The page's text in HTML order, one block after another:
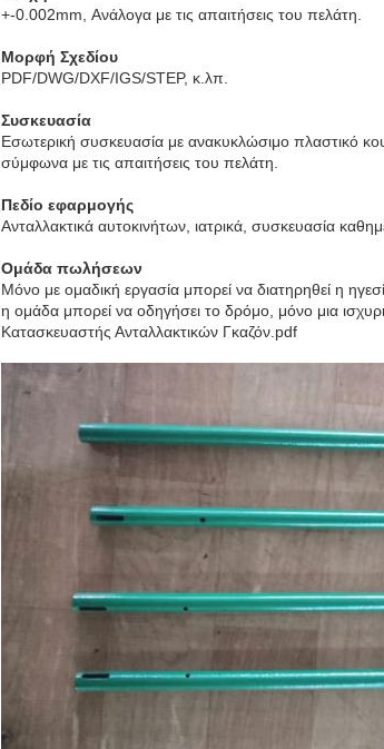
+-0.002mm, Ανάλογα με τις απαιτήσεις του πελάτη.
Μορφή Σχεδίου
PDF/DWG/DXF/IGS/STEP, κ.λπ.
Συσκευασία
Εσωτερική συσκευασία με ανακυκλώσιμο πλαστικό
σύμφωνα με τις απαιτήσεις του πελάτη.
Πεδίο εφαρμογής
Ανταλλακτικά αυτοκινήτων, ιατρικά, συσκευασία
Ομάδα πωλήσεων
Μόνο με ομαδική εργασία μπορεί να διατηρηθεί η
η ομάδα μπορεί να οδηγήσει το δρόμο, μόνο μια
Κατασκευαστής Ανταλλακτικών Γκαζόν.pdf